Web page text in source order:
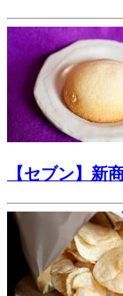
【セブン】新